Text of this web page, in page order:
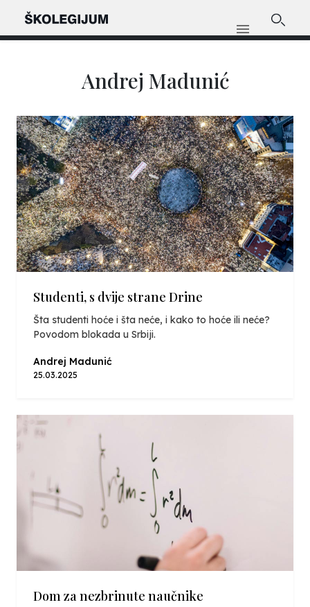
Andrej Madunić
Studenti, s dvije strane Drine
Šta studenti hoće i šta neće, i kako to hoće ili neće?
Povodom blokada u Srbiji.
Andrej Madunić
25.03.2025
Dom za nezbrinute naučnike